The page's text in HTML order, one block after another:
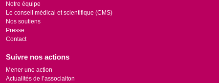
Notre équipe
Le conseil médical et scientifique (CMS)
Nos soutiens
Presse
Contact
Suivre nos actions
Mener une action
Actualités de l’associaiton